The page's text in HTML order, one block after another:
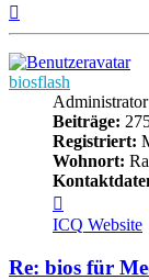
biosflash
Administrator
Beiträge:
Registriert:
Wohnort:
von
biosflash
ICQ Website
Re: bios für